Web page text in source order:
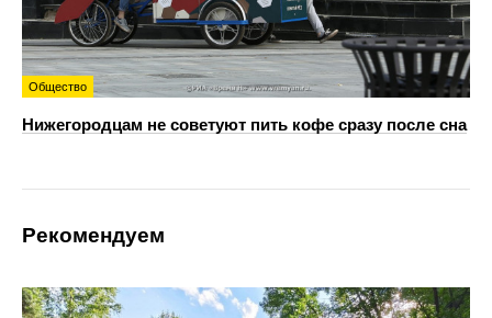
Общество
Нижегородцам не советуют пить кофе сразу после сна
Рекомендуем